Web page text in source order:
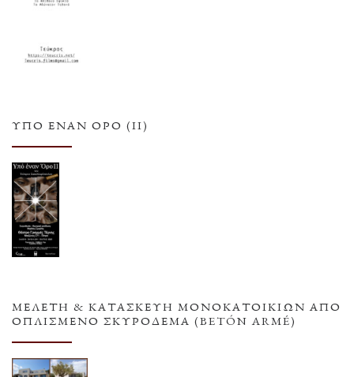
ΥΠΌ ΈΝΑΝ ΌΡΟ (ΙΙ)
ΜΕΛΕΤΗ & ΚΑΤΑΣΚΕΥΗ ΜΟΝΟΚΑΤΟΙΚΙΩΝ ΑΠΟ
ΟΠΛΙΣΜΕΝΟ ΣΚΥΡΟΔΕΜΑ (BETÓN ARMÉ)